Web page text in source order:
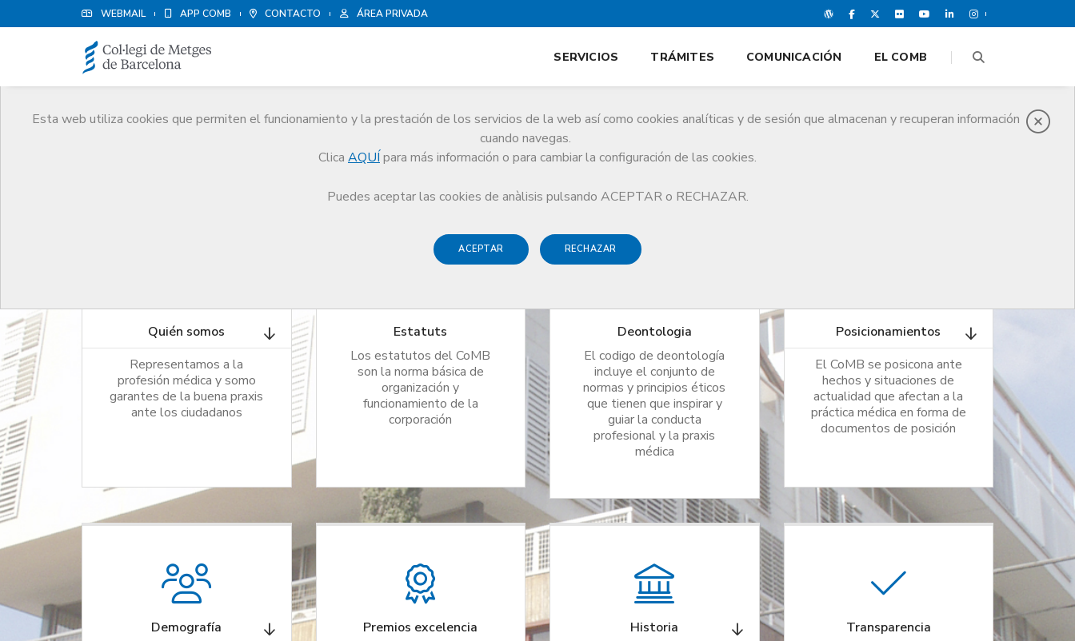
WEBMAIL APP COMB CONTACTO ÁREA PRIVADA
Esta web utiliza cookies que permiten el funcionamiento y la prestación de los servicios de la web así como cookies analíticas y de sesión que almacenan y recuperan información
cuando navegas.
Clica AQUÍ para más información o para cambiar la configuración de las cookies.
Puedes aceptar las cookies de anàlisis pulsando ACEPTAR o RECHAZAR.
ACEPTAR RECHAZAR
SERVICIOS TRÁMITES COMUNICACIÓN EL COMB
El CoMB
Conoce el Colegio, su historia, funciones y estructura, así como los posicionamientos de la Junta de
Gobierno sobre diversos temas de actualidad
Quién somos
Representamos a la
profesión médica y somo
garantes de la buena praxis
ante los ciudadanos
Estatuts
Los estatutos del CoMB
son la norma básica de
organización y
funcionamiento de la
corporación
Deontologia
El codigo de deontología
incluye el conjunto de
normas y principios éticos
que tienen que inspirar y
guiar la conducta
profesional y la praxis
médica
Posicionamientos
El CoMB se posicona ante
hechos y situaciones de
actualidad que afectan a la
práctica médica en forma de
documentos de posición
Demografía
Premios excelencia
Historia
Transparencia